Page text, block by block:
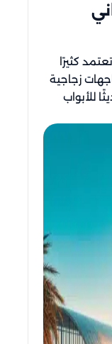
كثيرًا
زجاجية
للأبواب